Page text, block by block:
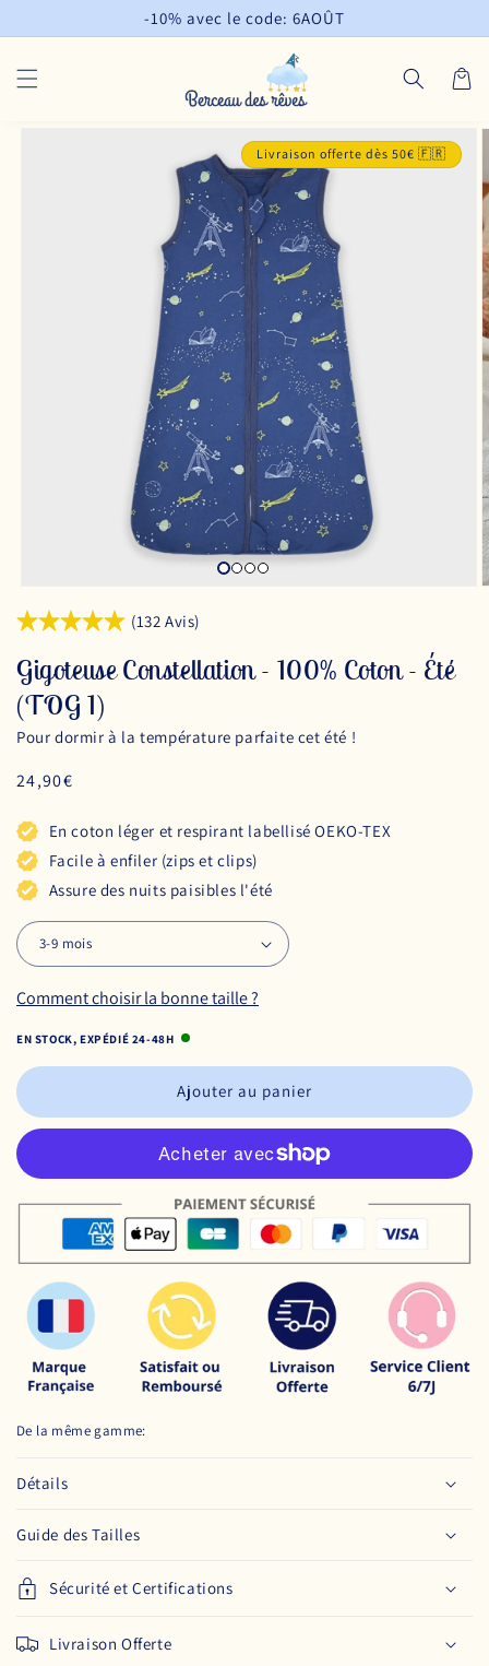
au
-10% avec le code: 6AOÛT
Panier
Livraison offerte dès 50€ 🇫🇷
(132 Avis)
Gigoteuse Constellation - 100% Coton - Été
(TOG 1)
Pour dormir à la température parfaite cet été !
Prix
24,90€
En coton léger et respirant labellisé OEKO-TEX
Facile à enfiler (zips et clips)
Assure des nuits paisibles l'été
Comment choisir la bonne taille ?
EN STOCK, EXPÉDIÉ 24-48H
Ajouter au panier
De la même gamme:
Détails
Guide des Tailles
Sécurité et Certifications
Livraison Offerte